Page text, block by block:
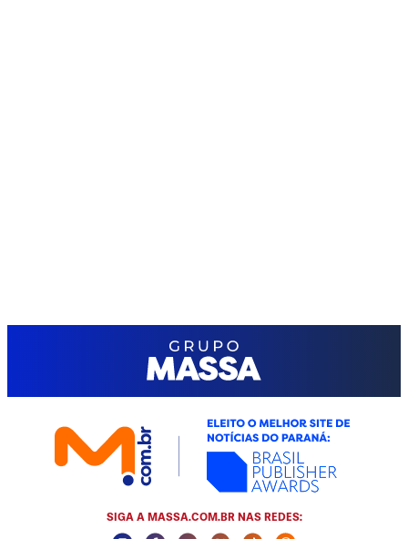
SIGA A MASSA.COM.BR NAS REDES: